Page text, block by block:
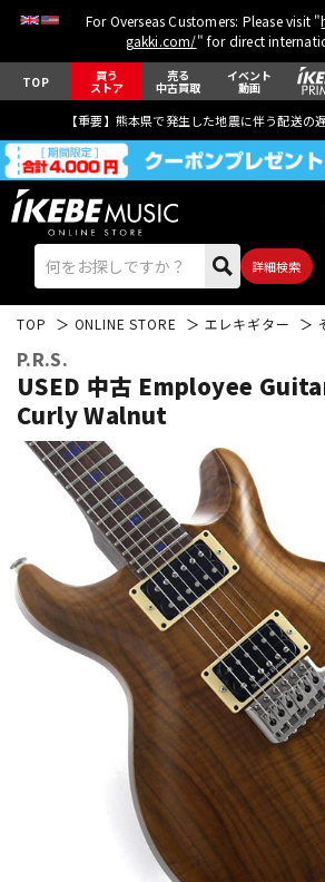
For Overseas Customers: Please visit "
gakki.com/" for direct
TOP 買う
ストア
売る
中古買取
イベント
動画
【重要】熊本県で発生した地震に伴う配送の
詳細検索
エレキギター
ベース
ドラム
キーボード
管楽器
TOP ONLINE STORE エレキギター
P.R.S.
USED 中古 Employee
Curly Walnut